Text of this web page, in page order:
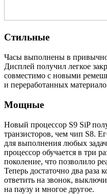
Стильные
Часы выполнены в
Дисплей получил легкое
совместимо с новыми
и переработанных
Мощные
Новый процессор S9 SiP
транзисторов, чем чип S8.
для выполнения любых
процессор обучается в три
поколение, что позволило
Теперь достаточно два раза
ответить на звонок,
на паузу и многое другое.